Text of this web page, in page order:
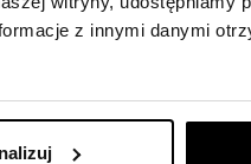
z innymi danymi
filtr SF, mamy coś
jak Mercedes-Benz,